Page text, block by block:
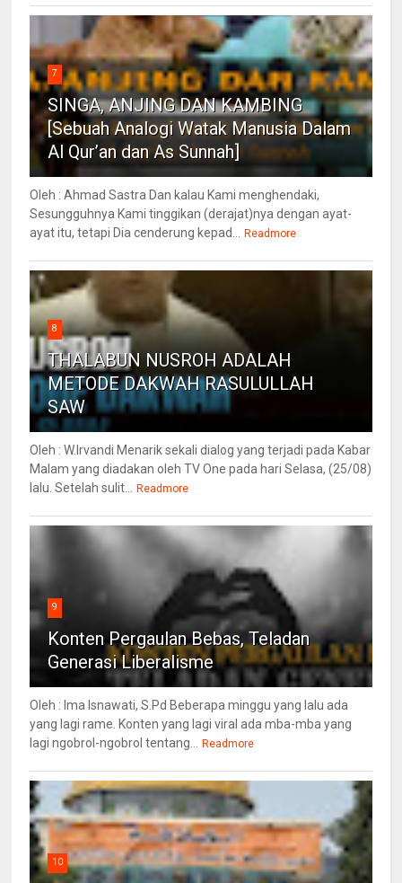
7
SINGA, ANJING DAN KAMBING
[Sebuah Analogi Watak Manusia Dalam
Al Qur’an dan As Sunnah]
Oleh : Ahmad Sastra Dan kalau Kami menghendaki,
Sesungguhnya Kami tinggikan (derajat)nya dengan ayat-
ayat itu, tetapi Dia cenderung kepad...
Readmore
8
THALABUN NUSROH ADALAH
METODE DAKWAH RASULULLAH
SAW
Oleh : W.Irvandi Menarik sekali dialog yang terjadi pada Kabar
Malam yang diadakan oleh TV One pada hari Selasa, (25/08)
lalu. Setelah sulit...
Readmore
9
Konten Pergaulan Bebas, Teladan
Generasi Liberalisme
Oleh : Ima Isnawati, S.Pd Beberapa minggu yang lalu ada
yang lagi rame. Konten yang lagi viral ada mba-mba yang
lagi ngobrol-ngobrol tentang...
Readmore
10